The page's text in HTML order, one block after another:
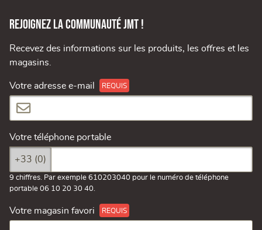
Rejoignez la communauté JMT !
Recevez des informations sur les produits, les offres et les
magasins.
Votre adresse e-mail
Votre téléphone portable
+33 (0)
9 chiffres. Par exemple 610203040 pour le numéro de téléphone
portable 06 10 20 30 40.
Votre magasin favori